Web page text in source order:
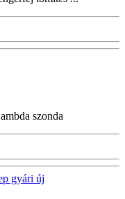
szonda